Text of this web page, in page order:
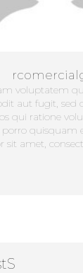
voluptatem
aut fugit, sed
qui ratione
porro quisquam
amet,